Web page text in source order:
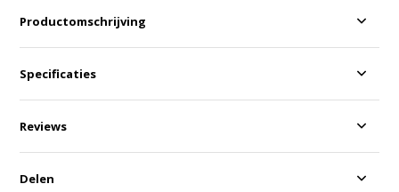
Productomschrijving
Specificaties
Reviews
Delen